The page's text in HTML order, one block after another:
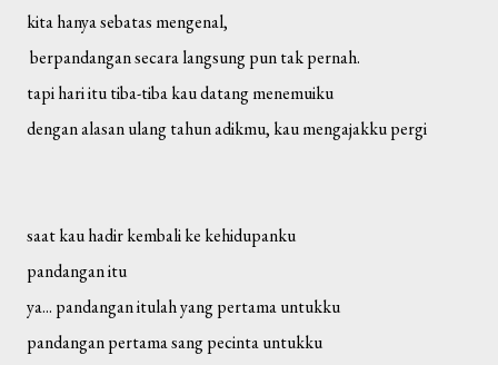
kita hanya sebatas mengenal,
berpandangan secara langsung pun tak pernah.
tapi hari itu tiba-tiba kau datang menemuiku
dengan alasan ulang tahun adikmu, kau mengajakku pergi
saat kau hadir kembali ke kehidupanku
pandangan itu
ya... pandangan itulah yang pertama untukku
pandangan pertama sang pecinta untukku